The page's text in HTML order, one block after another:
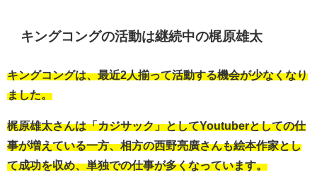
キングコングの活動は継続中の梶原雄太
キングコングは、最近2人揃って活動する機会が少なくなり
ました。
梶原雄太さんは「カジサック」としてYoutuberとしての仕
事が増えている一方、相方の西野亮廣さんも絵本作家とし
て成功を収め、単独での仕事が多くなっています。